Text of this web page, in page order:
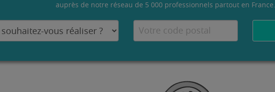
auprès de notre réseau de 5 000 professionnels partout en France.